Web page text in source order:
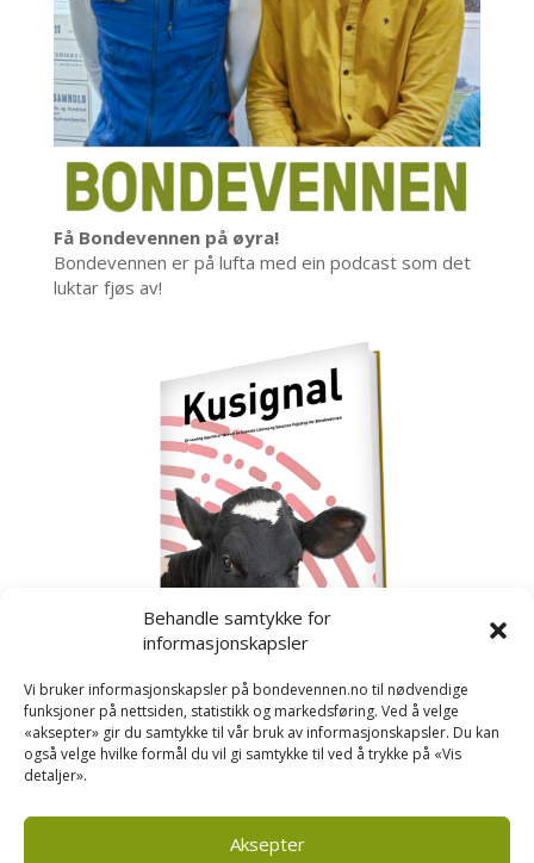
Behandle samtykke for
informasjonskapsler
Vi bruker informasjonskapsler på bondevennen.no til nødvendige
funksjoner på nettsiden, statistikk og markedsføring. Ved å velge
«aksepter» gir du samtykke til vår bruk av informasjonskapsler. Du kan
også velge hvilke formål du vil gi samtykke til ved å trykke på «Vis
detaljer».
Aksepter
Få Bondevennen på øyra!
Bondevennen er på lufta med ein podcast som det
luktar fjøs av!
Kusignal
om kusignal i eit eige hefte.